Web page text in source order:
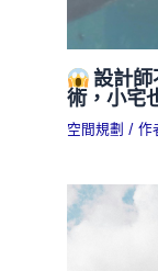
設計師
術，小宅
空間規劃 / 作